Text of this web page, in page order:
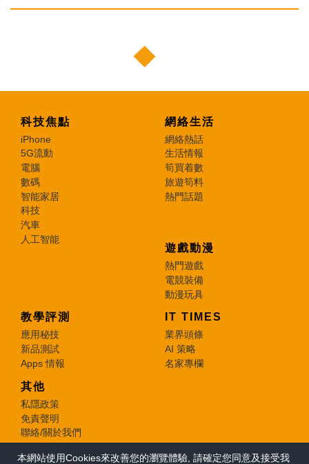
本網站使用Cookies來改善您的瀏覽體驗, 請確定您同意及接受我
科技焦點
iPhone
5G流動
電腦
數碼
智能家居
科技
汽車
人工智能
網絡生活
網絡熱話
生活情報
筍買着數
旅遊筍料
熱門話題
遊戲動漫
熱門遊戲
電競裝備
動漫玩具
教學評測
應用秘技
新品測試
Apps 情報
IT TIMES
業界頭條
AI 策略
名家專欄
其他
私隱政策
免責聲明
聯絡/關於我們
© 2026 e-zone. All Rights Reserved.